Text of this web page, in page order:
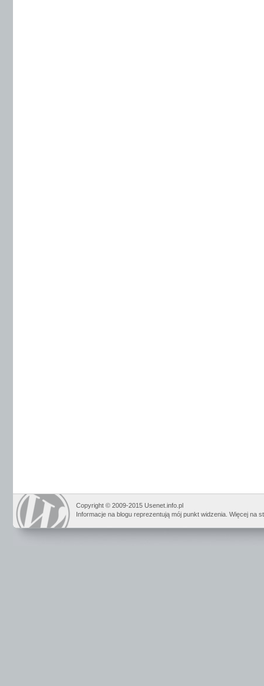
Copyright © 2009-2015 Usenet.info.pl
Informacje na blogu reprezentują mój punkt widzenia. Więcej na